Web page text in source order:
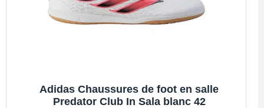
Adidas Chaussures de foot en salle
Predator Club In Sala blanc 42